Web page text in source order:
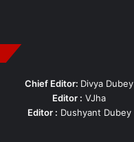
Chief Editor: Divya Dubey
Editor : VJha
Editor : Dushyant Dubey